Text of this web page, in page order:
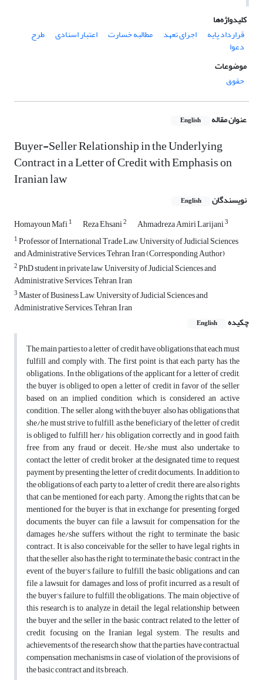
کلیدواژه‌ها
قرارداد پایه
اجرای تعهد مطالبه خسارت اعتبار اسنادی طرح
دعوا
موضوعات
حقوق
عنوان مقاله English
Buyer-Seller Relationship in the Underlying
Contract in a Letter of Credit with Emphasis on
Iranian law
نویسندگان English
Homayoun Mafi1 Reza Ehsani2 Ahmadreza Amiri Larijani3
1Professor of International Trade Law, University of Judicial Sciences
and Administrative Services, Tehran, Iran (Corresponding Author)
2PhD student in private law, University of Judicial Sciences and
Administrative Services, Tehran, Iran
3Master of Business Law, University of Judicial Sciences and
Administrative Services, Tehran, Iran
چکیده
English
The main parties to a letter of credit have obligations that each must
fulfill and comply with. The first point is that each party has the
obligations. In the obligations of the applicant for a letter of credit,
the buyer is obliged to open a letter of credit in favor of the seller
based on an implied condition, which is considered an active
condition. The seller, along with the buyer, also has obligations that
she/he must strive to fulfill, as the beneficiary of the letter of credit
is obliged to fulfill her/ his obligation correctly and in good faith,
free from any fraud or deceit. He/she must also undertake to
contact the letter of credit broker at the designated time to request
payment by presenting the letter of credit documents. In addition to
the obligations of each party to a letter of credit, there are also rights
that can be mentioned for each party. Among the rights that can be
mentioned for the buyer is that in exchange for presenting forged
documents, the buyer can file a lawsuit for compensation for the
damages he/she suffers, without the right to terminate the basic
contract. It is also conceivable for the seller to have legal rights, in
that the seller also has the right to terminate the basic contract in the
event of the buyer's failure to fulfill the basic obligations and can
file a lawsuit for damages and loss of profit incurred as a result of
the buyer's failure to fulfill the obligations. The main objective of
this research is to analyze in detail the legal relationship between
the buyer and the seller in the basic contract related to the letter of
credit, focusing on the Iranian legal system. The results and
achievements of the research show that the parties have contractual
compensation mechanisms in case of violation of the provisions of
the basic contract and its breach.